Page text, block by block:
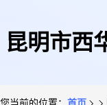
昆明市西